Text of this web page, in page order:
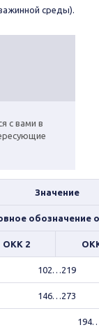
среды).
с вами в
Значение
обозначение
ОКК 2
102…219
146…273